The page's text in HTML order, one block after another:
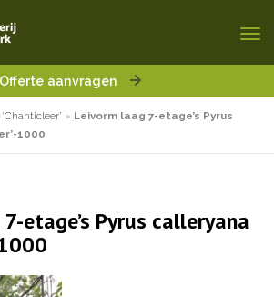
Offerte aanvragen
» Leivorm laag 7-etage’s Pyrus
1000
etage’s Pyrus calleryana